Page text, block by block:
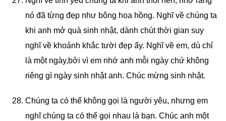
nó đã từng đẹp như bông hoa hồng. Nghĩ về chúng ta
khi anh mở quà sinh nhật, dành chút thời gian suy
nghĩ về khoảnh khắc tười đẹp ấy. Nghĩ về em, dù chỉ
là một ngày,bởi vì em nhớ anh mỗi ngày chứ không
riêng gì ngày sinh nhật anh. Chúc mừng sinh nhật.
Chúng ta có thể không gọi là người yêu, nhưng em
nghĩ chúng ta có thể gọi nhau là bạn. Chúc anh một